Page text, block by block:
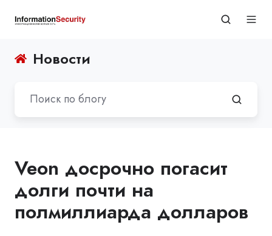
Новости
Veon досрочно погасит
долги почти на
полмиллиарда долларов